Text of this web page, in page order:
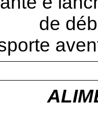
de